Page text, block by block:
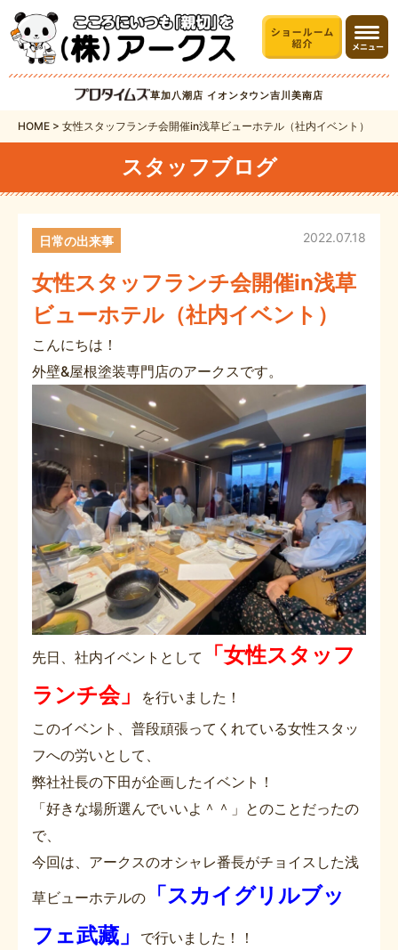
草加八潮店 イオンタウン吉川美南店
HOME > 女性スタッフランチ会開催in浅草ビューホテル（社内イベント）
スタッフブログ
女性スタッフランチ会開催in浅草
ビューホテル（社内イベント）
2022.07.18
日常の出来事
こんにちは！
外壁&屋根塗装専門店のアークスです。
先日、社内イベントとして
「女性スタッフ
ランチ会」
を行いました！
このイベント、普段頑張ってくれている女性スタッ
フへの労いとして、
弊社社長の下田が企画したイベント！
「好きな場所選んでいいよ＾＾」とのことだったの
で、
今回は、アークスのオシャレ番長がチョイスした浅
草ビューホテルの
「スカイグリルブッ
フェ武藏」
で行いました！！